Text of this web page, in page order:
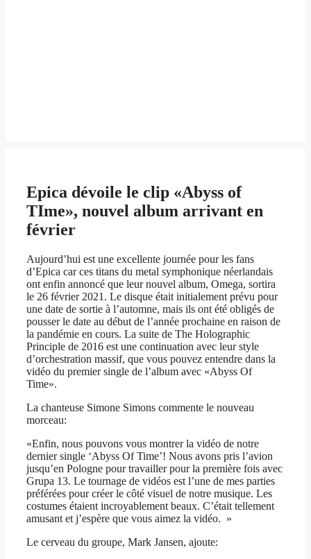
Epica dévoile le clip «Abyss of
TIme», nouvel album arrivant en
février
Aujourd’hui est une excellente journée pour les fans
d’Epica car ces titans du metal symphonique néerlandais
ont enfin annoncé que leur nouvel album, Omega, sortira
le 26 février 2021. Le disque était initialement prévu pour
une date de sortie à l’automne, mais ils ont été obligés de
pousser le date au début de l’année prochaine en raison de
la pandémie en cours. La suite de The Holographic
Principle de 2016 est une continuation avec leur style
d’orchestration massif, que vous pouvez entendre dans la
vidéo du premier single de l’album avec «Abyss Of
Time».
La chanteuse Simone Simons commente le nouveau
morceau:
«Enfin, nous pouvons vous montrer la vidéo de notre
dernier single ‘Abyss Of Time’! Nous avons pris l’avion
jusqu’en Pologne pour travailler pour la première fois avec
Grupa 13. Le tournage de vidéos est l’une de mes parties
préférées pour créer le côté visuel de notre musique. Les
costumes étaient incroyablement beaux. C’était tellement
amusant et j’espère que vous aimez la vidéo. »
Le cerveau du groupe, Mark Jansen, ajoute: